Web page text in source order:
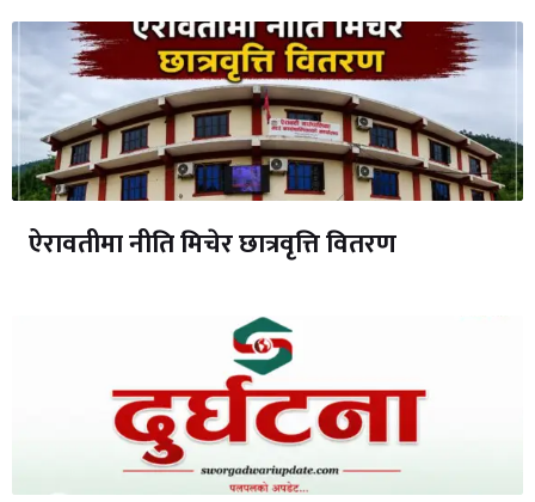
ऐरावतीमा नीति मिचेर छात्रवृत्ति वितरण